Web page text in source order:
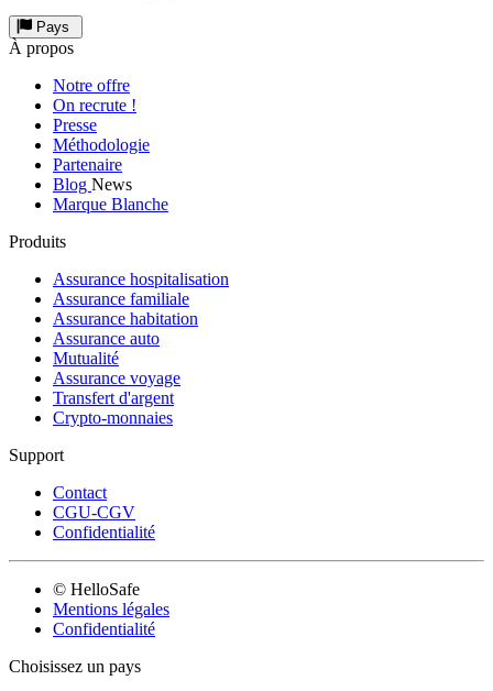
Pays
À propos
Notre offre
On recrute !
Presse
Méthodologie
Partenaire
Blog News
Marque Blanche
Produits
Assurance hospitalisation
Assurance familiale
Assurance habitation
Assurance auto
Mutualité
Assurance voyage
Transfert d'argent
Crypto-monnaies
Support
Contact
CGU-CGV
Confidentialité
© HelloSafe
Mentions légales
Confidentialité
Choisissez un pays